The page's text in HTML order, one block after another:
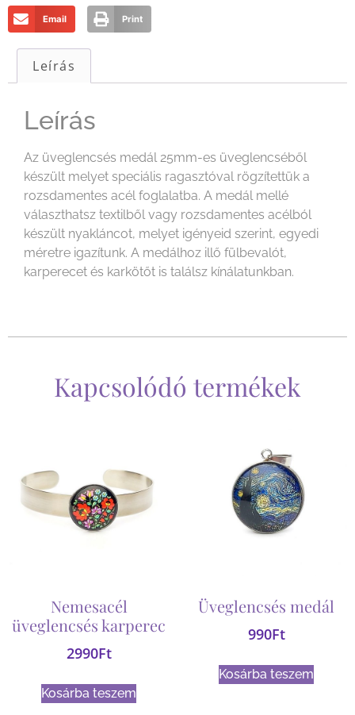
Email Print
Leírás
Leírás
Az üveglencsés medál 25mm-es üveglencséből
készült melyet speciális ragasztóval rögzítettük a
rozsdamentes acél foglalatba. A medál mellé
választhatsz textilből vagy rozsdamentes acélból
készült nyakláncot, melyet igényeid szerint, egyedi
méretre igazítunk. A medálhoz illő fülbevalót,
karperecet és karkötőt is találsz kínálatunkban.
Kapcsolódó termékek
Nemesacél
üveglencsés karperec
2990Ft
Kosárba teszem
Üveglencsés medál
990Ft
Kosárba teszem